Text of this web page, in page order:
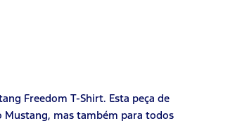
Freedom T-Shirt. Esta peça de
Mustang, mas também para todos